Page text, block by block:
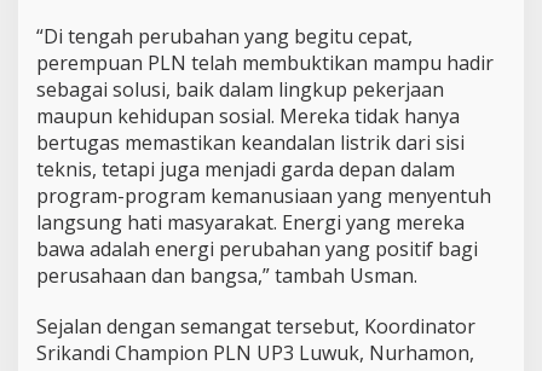
“Di tengah perubahan yang begitu cepat,
perempuan PLN telah membuktikan mampu hadir
sebagai solusi, baik dalam lingkup pekerjaan
maupun kehidupan sosial. Mereka tidak hanya
bertugas memastikan keandalan listrik dari sisi
teknis, tetapi juga menjadi garda depan dalam
program-program kemanusiaan yang menyentuh
langsung hati masyarakat. Energi yang mereka
bawa adalah energi perubahan yang positif bagi
perusahaan dan bangsa,” tambah Usman.
Sejalan dengan semangat tersebut, Koordinator
Srikandi Champion PLN UP3 Luwuk, Nurhamon,